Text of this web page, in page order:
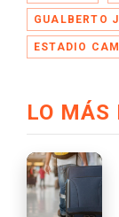
GUALBERTO
ESTADIO
LO MÁS